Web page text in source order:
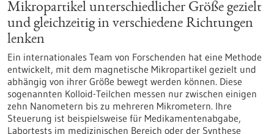
Mikropartikel unterschiedlicher Größe gezielt
und gleichzeitig in verschiedene Richtungen
lenken
Ein internationales Team von Forschenden hat eine Methode
entwickelt, mit dem magnetische Mikropartikel gezielt und
abhängig von ihrer Größe bewegt werden können. Diese
sogenannten Kolloid-Teilchen messen nur zwischen einigen
zehn Nanometern bis zu mehreren Mikrometern. Ihre
Steuerung ist beispielsweise für Medikamentenabgabe,
Labortests im medizinischen Bereich oder der Synthese